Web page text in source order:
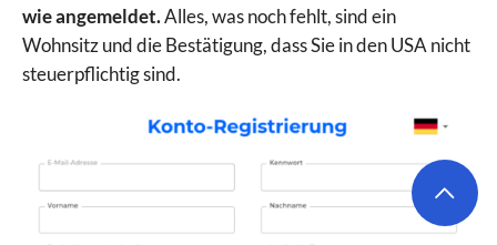
wie angemeldet.Alles, was noch fehlt, sind ein
Wohnsitz und die Bestätigung, dass Sie in den USA nicht
steuerpflichtig sind.